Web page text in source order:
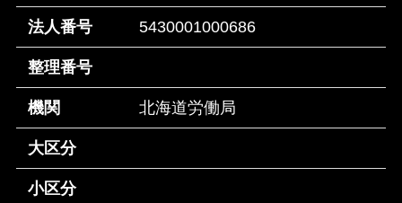
法人番号 5430001000686
整理番号
機関 北海道労働局
大区分
小区分